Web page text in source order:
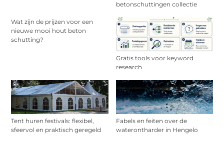
betonschuttingen collectie
Wat zijn de prijzen voor een
nieuwe mooi hout beton
schutting?
Gratis tools voor keyword
research
Tent huren festivals: flexibel,
sfeervol en praktisch geregeld
Fabels en feiten over de
waterontharder in Hengelo